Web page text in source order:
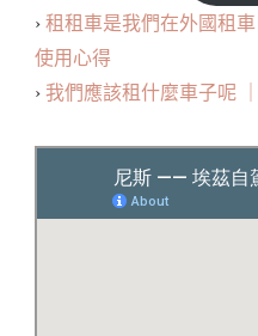
› 租租車是我們在外國租
使用心得
› 我們應該租什麼車子呢